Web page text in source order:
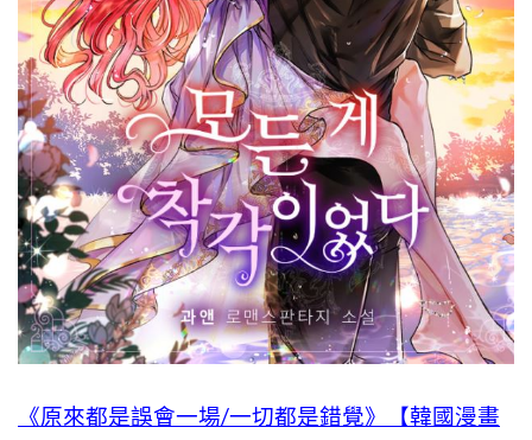
《原來都是誤會一場/一切都是錯覺》【韓國漫畫